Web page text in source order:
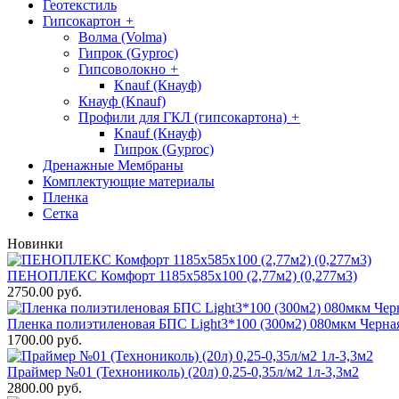
Геотекстиль
Гипсокартон +
Волма (Volma)
Гипрок (Gyproc)
Гипсоволокно +
Knauf (Кнауф)
Кнауф (Knauf)
Профили для ГКЛ (гипсокартона) +
Knauf (Кнауф)
Гипрок (Gyproc)
Дренажные Мембраны
Комплектующие материалы
Пленка
Сетка
Новинки
ПЕНОПЛЕКС Комфорт 1185х585х100 (2,77м2) (0,277м3)
2750.00 руб.
Пленка полиэтиленовая БПС Light3*100 (300м2) 080мкм
1700.00 руб.
Праймер №01 (Технониколь) (20л) 0,25-0,35л/м2 1л-3,3м2
2800.00 руб.